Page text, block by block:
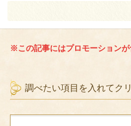
※この記事にはプロモーションが
調べたい項目を入れてク